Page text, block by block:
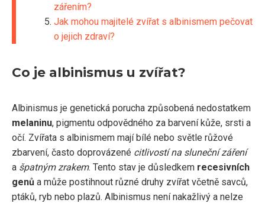
zářením?
Jak mohou majitelé zvířat s albinismem pečovat
o jejich zdraví?
Co je albinismus u zvířat?
Albinismus je genetická porucha způsobená nedostatkem
melaninu, pigmentu odpovědného za barvení kůže, srsti a
očí. Zvířata s albinismem mají bílé nebo světle růžové
zbarvení, často doprovázené citlivostí na sluneční záření
a špatným zrakem. Tento stav je důsledkem recesivních
genů a může postihnout různé druhy zvířat včetně savců,
ptáků, ryb nebo plazů. Albinismus není nakažlivý a nelze